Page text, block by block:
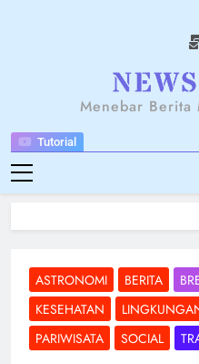
Tutorial
Menebar Berita
ASTRONOMI BERITA
KESEHATAN
PARIWISATA
SOCIAL